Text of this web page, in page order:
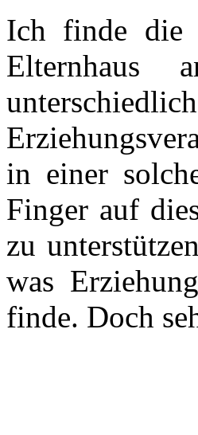
Ich finde die
Elternhaus
in einer
Finger auf
zu
was
finde. Doch